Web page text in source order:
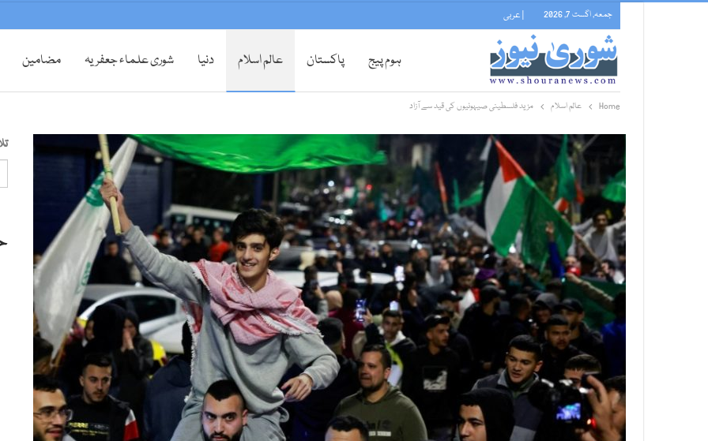
جمعہ, اگست 7, 2026 | عربی
ہوم پیج پاکستان عالم اسلام دنیا شوری علماء جعفریہ مضامین
Home عالم اسلام مزید فلسطینی صیہونیوں کی قید سے آزاد